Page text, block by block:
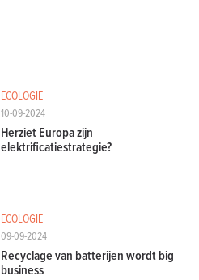
10-09-2024
ECOLOGIE
Herziet Europa zijn
elektrificatiestrategie?
09-09-2024
ECOLOGIE
Recyclage van batterijen wordt big
business